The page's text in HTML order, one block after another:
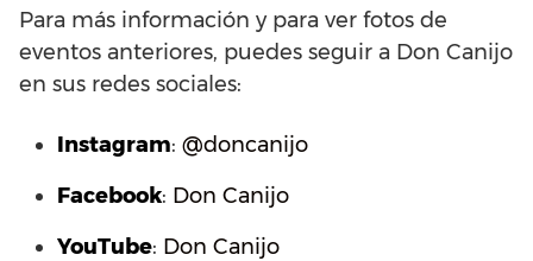
Para más información y para ver fotos de
eventos anteriores, puedes seguir a Don Canijo
en sus redes sociales:
Instagram: @doncanijo
Facebook: Don Canijo
YouTube: Don Canijo